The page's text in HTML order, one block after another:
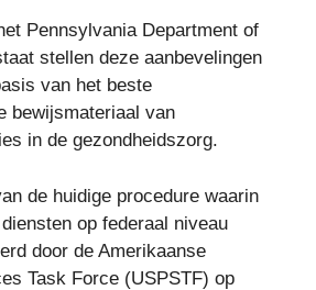
Pennsylvania Department of
stellen deze aanbevelingen
van het beste
bewijsmateriaal van
in de gezondheidszorg.
de huidige procedure waarin
op federaal niveau
door de Amerikaanse
Task Force (USPSTF) op